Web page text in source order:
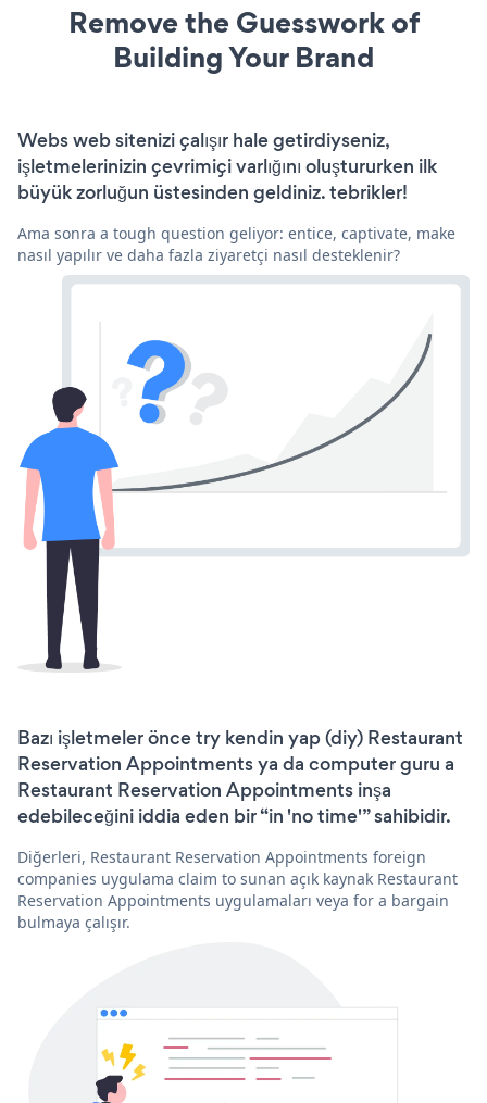
Remove the Guesswork of
Building Your Brand
Webs web sitenizi çalışır hale getirdiyseniz,
işletmelerinizin çevrimiçi varlığını oluştururken ilk
büyük zorluğun üstesinden geldiniz. tebrikler!
Ama sonra a tough question geliyor: entice, captivate, make
nasıl yapılır ve daha fazla ziyaretçi nasıl desteklenir?
Bazı işletmeler önce try kendin yap (diy) Restaurant
Reservation Appointments ya da computer guru a
Restaurant Reservation Appointments inşa
edebileceğini iddia eden bir “in 'no time'” sahibidir.
Diğerleri, Restaurant Reservation Appointments foreign
companies uygulama claim to sunan açık kaynak Restaurant
Reservation Appointments uygulamaları veya for a bargain
bulmaya çalışır.